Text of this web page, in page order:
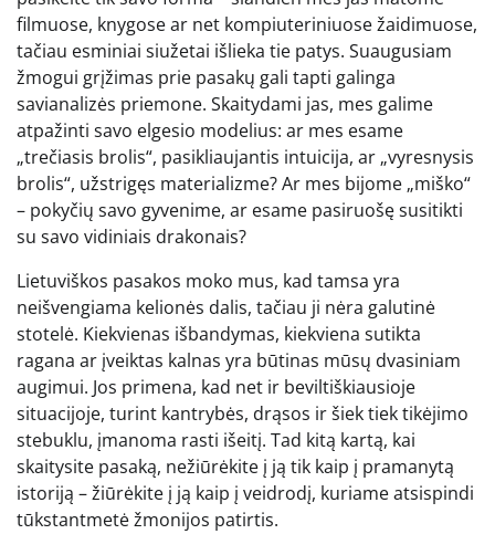
filmuose, knygose ar net kompiuteriniuose žaidimuose,
tačiau esminiai siužetai išlieka tie patys. Suaugusiam
žmogui grįžimas prie pasakų gali tapti galinga
savianalizės priemone. Skaitydami jas, mes galime
atpažinti savo elgesio modelius: ar mes esame
„trečiasis brolis“, pasikliaujantis intuicija, ar „vyresnysis
brolis“, užstrigęs materializme? Ar mes bijome „miško“
– pokyčių savo gyvenime, ar esame pasiruošę susitikti
su savo vidiniais drakonais?
Lietuviškos pasakos moko mus, kad tamsa yra
neišvengiama kelionės dalis, tačiau ji nėra galutinė
stotelė. Kiekvienas išbandymas, kiekviena sutikta
ragana ar įveiktas kalnas yra būtinas mūsų dvasiniam
augimui. Jos primena, kad net ir beviltiškiausioje
situacijoje, turint kantrybės, drąsos ir šiek tiek tikėjimo
stebuklu, įmanoma rasti išeitį. Tad kitą kartą, kai
skaitysite pasaką, nežiūrėkite į ją tik kaip į pramanytą
istoriją – žiūrėkite į ją kaip į veidrodį, kuriame atsispindi
tūkstantmetė žmonijos patirtis.